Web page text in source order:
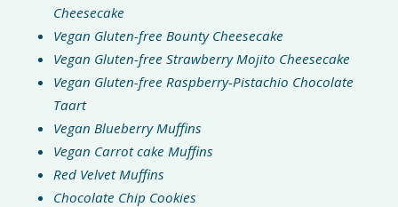
Cheesecake
Vegan Gluten-free Bounty Cheesecake
Vegan Gluten-free Strawberry Mojito Cheesecake
Vegan Gluten-free Raspberry-Pistachio Chocolate
Taart
Vegan Blueberry Muffins
Vegan Carrot cake Muffins
Red Velvet Muffins
Chocolate Chip Cookies